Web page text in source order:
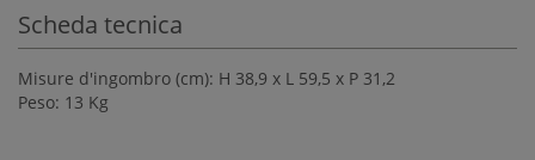
Scheda tecnica
Misure d'ingombro (cm): H 38,9 x L 59,5 x P 31,2
Peso: 13 Kg